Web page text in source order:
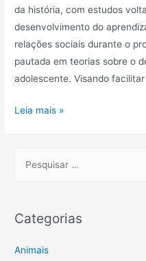
da história, com estudos
desenvolvimento do
relações sociais durante o
pautada em teorias sobre o
adolescente. Visando
Vygotsky:
Leia mais »
q
i
Categorias
Animais